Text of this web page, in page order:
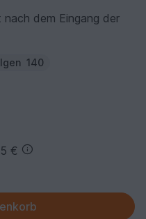
dem Eingang der
140
€